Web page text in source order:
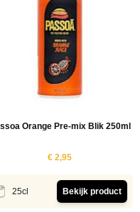
Orange Pre-mix Blik 250ml
€ 2,95
25cl Bekijk product